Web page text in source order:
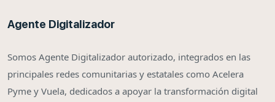
Agente Digitalizador
Somos Agente Digitalizador autorizado, integrados en las
principales redes comunitarias y estatales como Acelera
Pyme y Vuela, dedicados a apoyar la transformación digital